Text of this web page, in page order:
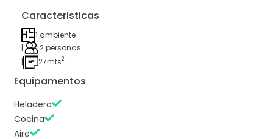
Caracteristicas
1 ambiente
|
2 personas
|
27mts2
Equipamentos
Heladera
Cocina
Aire